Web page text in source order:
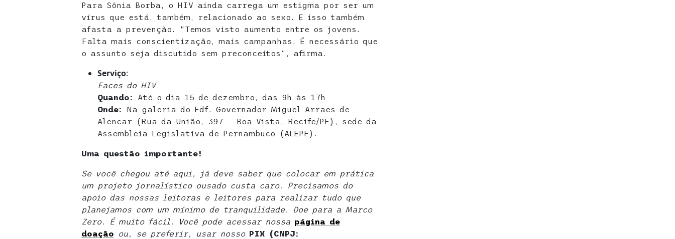
Para Sônia Borba, o HIV ainda carrega um estigma por ser um
vírus que está, também, relacionado ao sexo. E isso também
afasta a prevenção. “Temos visto aumento entre os jovens.
Falta mais conscientização, mais campanhas. É necessário que
o assunto seja discutido sem preconceitos”, afirma.
Serviço:
Faces do HIV
Quando: Até o dia 15 de dezembro, das 9h às 17h
Onde:
Na galeria do Edf. Governador Miguel Arraes de
Alencar (Rua da União, 397 – Boa Vista, Recife/PE), sede da
Assembleia Legislativa de Pernambuco (ALEPE).
Uma questão importante!
Se você chegou até aqui, já deve saber que colocar em prática
um projeto jornalístico ousado custa caro. Precisamos do
apoio das nossas leitoras e leitores para realizar tudo que
planejamos com um mínimo de tranquilidade. Doe para a Marco
Zero. É muito fácil. Você pode acessar nossa página de
doação ou, se preferir, usar nosso PIX (CNPJ: